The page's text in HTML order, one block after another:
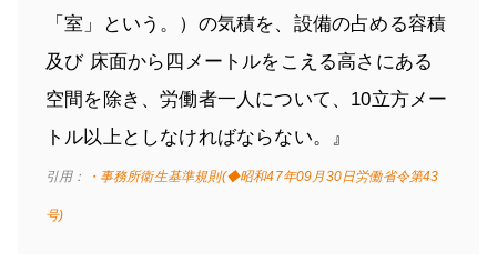
「室」という。）の気積を、設備の占める容積
及び 床面から四メートルをこえる高さにある
空間を除き、労働者一人について、10立方メー
トル以上としなければならない。』
引用： ・事務所衛生基準規則(◆昭和47年09月30日労働省令第43
号)